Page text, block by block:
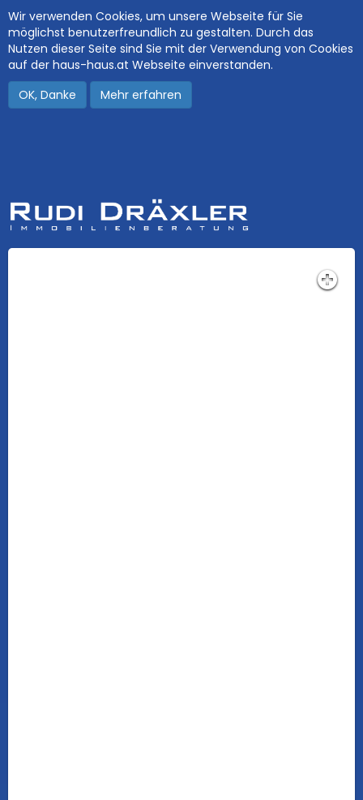
Wir verwenden Cookies, um unsere Webseite für Sie
möglichst benutzerfreundlich zu gestalten. Durch das
Nutzen dieser Seite sind Sie mit der Verwendung von Cookies
auf der haus-haus.at Webseite einverstanden.
OK, Danke
Mehr erfahren